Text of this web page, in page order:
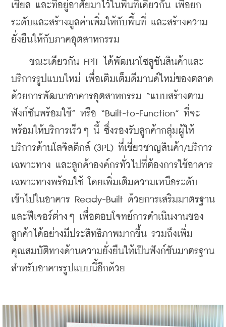
เชียล และที่อยู่อาศัยมาไว้ในพื้นที่เดียวกัน เพื่อยก
ระดับและสร้างมูลค่าเพิ่มให้กับพื้นที่ และสร้างความ
ยั่งยืนให้กับภาคอุตสาหกรรม
ขณะเดียวกัน FPIT ได้พัฒนาโซลูชันสินค้าและ
บริการรูปแบบใหม่ เพื่อเติมเต็มดีมานด์ใหม่ของตลาด
ด้วยการพัฒนาอาคารอุตสาหกรรม “แบบสร้างตาม
ฟังก์ชันพร้อมใช้” หรือ “Built-to-Function” ที่จะ
พร้อมให้บริการเร็วๆ นี้ ซึ่งรองรับลูกค้ากลุ่มผู้ให้
บริการด้านโลจิสติกส์ (3PL) ที่เชี่ยวชาญสินค้า/บริการ
เฉพาะทาง และลูกค้าองค์กรทั่วไปที่ต้องการใช้อาคาร
เฉพาะทางพร้อมใช้ โดยเพิ่มเติมความเหนือระดับ
เข้าไปในอาคาร Ready-Built ด้วยการเสริมมาตรฐาน
และฟีเจอร์ต่างๆ เพื่อตอบโจทย์การดำเนินงานของ
ลูกค้าได้อย่างมีประสิทธิภาพมากขึ้น รวมถึงเพิ่ม
คุณสมบัติทางด้านความยั่งยืนให้เป็นฟังก์ชันมาตรฐาน
สำหรับอาคารรูปแบบนี้อีกด้วย